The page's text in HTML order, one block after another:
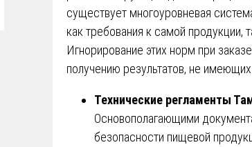
существует многоуровневая
как требования к самой продукции,
Игнорирование этих норм при
получению результатов, не
Технические регламенты
Основополагающими
безопасности пищевой